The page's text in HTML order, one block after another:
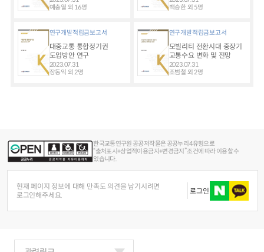
예충열 외 16명
가능성 검토 -
백승한 외 5명
연구개발적립금보고서
대중교통 통합정기권
도입방안 연구
2023.07.31
장동익 외 2명
연구개발적립금보고서
모빌리티 전환시대 중장기
교통수요 변화 및 전망
2023.07.31
조범철 외 2명
한국교통연구원 공공저작물은 공공누리 4유형으로
“출처표시+상업적이용금지+변경금지” 조건에 따라 이용할 수
있습니다.
현재 페이지 정보에 대해 만족도 의견을 남기시려면
로그인해주세요.
로그인